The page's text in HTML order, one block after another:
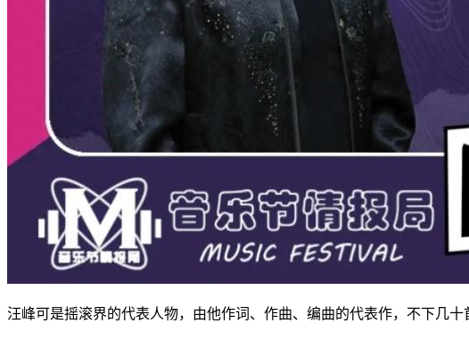
汪峰可是摇滚界的代表人物，由他作词、作曲、编曲的代表作，不下几十